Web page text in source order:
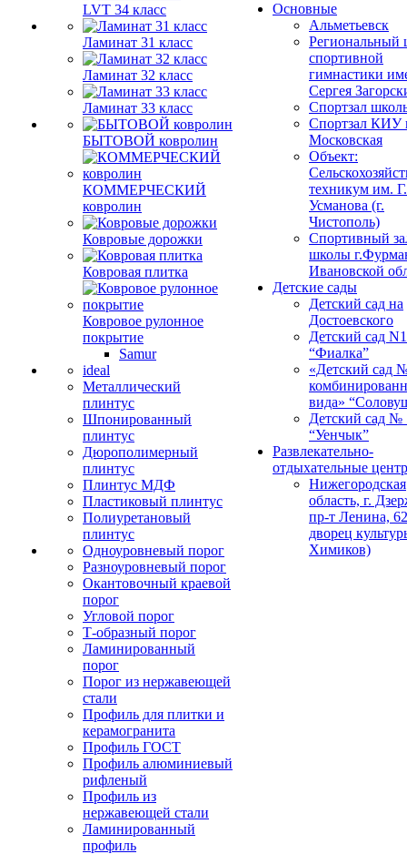
LVT 34 класс
Ламинат 31 класс
Ламинат 32 класс
Ламинат 33 класс
БЫТОВОЙ ковролин
КОММЕРЧЕСКИЙ
ковролин
Ковровые дорожки
Ковровая плитка
Ковровое рулонное
покрытие
Samur
ideal
Металлический
плинтус
Шпонированный
плинтус
Дюрополимерный
плинтус
Плинтус МДФ
Пластиковый плинтус
Полиуретановый
плинтус
Одноуровневый порог
Разноуровневый порог
Окантовочный краевой
порог
Угловой порог
Т-образный порог
Ламинированный
порог
Порог из нержавеющей
стали
Профиль для плитки и
керамогранита
Профиль ГОСТ
Профиль алюминиевый
рифленый
Профиль из
нержавеющей стали
Ламинированный
профиль
Основные
Альметьевск
Региональный
спортивной
гимнастики
Сергея
Спортзал
Спортзал КИУ
Московская
Объект:
техникум им.
Усманова (г.
Чистополь)
Спортивный
школы
Ивановской
Детские сады
Детский сад на
Достоевского
Детский сад
“Фиалка”
«Детский сад
вида»
Детский сад №
“Уенчык”
Развлекательно-
отдыхательные
Нижегородская
область, г.
пр-т Ленина,
дворец
Химиков)